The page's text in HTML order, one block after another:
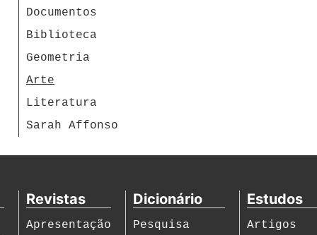
Documentos
Biblioteca
Geometria
Arte
Literatura
Sarah Affonso
Revistas
Apresentação
Dicionário
Pesquisa
Estudos
Artigos